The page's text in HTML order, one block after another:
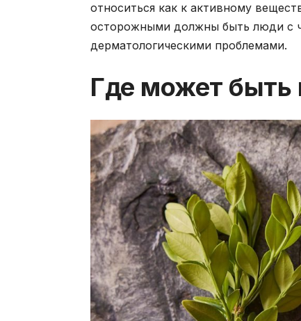
относиться как к активному
осторожными должны быть люди с
дерматологическими проблемами.
Где может быть